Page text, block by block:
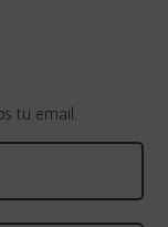
tu email.